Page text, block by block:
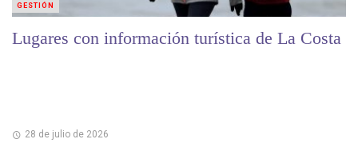
Lugares con información turística de La Costa
28 de julio de 2026
GESTIÓN